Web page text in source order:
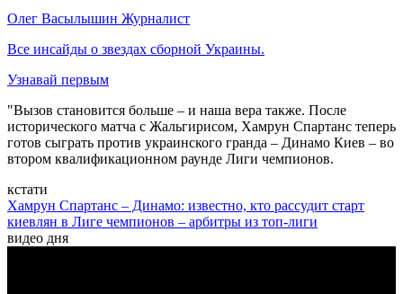
Олег Васылышин Журналист
Все инсайды о звездах сборной Украины.
Узнавай первым
"Вызов становится больше – и наша вера также. После
исторического матча с Жальгирисом, Хамрун Спартанс теперь
готов сыграть против украинского гранда – Динамо Киев – во
втором квалификационном раунде Лиги чемпионов.
кстати
Хамрун Спартанс – Динамо: известно, кто рассудит старт
киевлян в Лиге чемпионов – арбитры из топ-лиги
видео дня